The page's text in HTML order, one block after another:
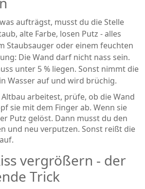
aufträgst, musst du die Stelle
alte Farbe, losen Putz - alles
Staubsauger oder einem feuchten
Die Wand darf nicht nass sein.
unter 5 % liegen. Sonst nimmt die
Wasser auf und wird brüchig.
arbeitest, prüfe, ob die Wand
sie mit dem Finger ab. Wenn sie
Putz gelöst. Dann musst du den
und neu verputzen. Sonst reißt die
vergrößern - der
Trick